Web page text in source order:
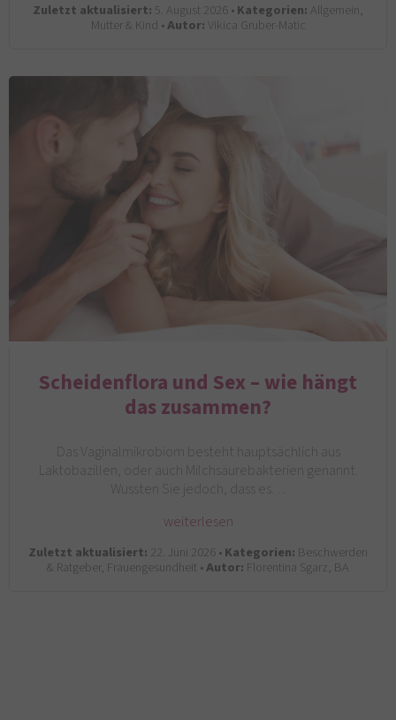
Zuletzt aktualisiert: 5. August 2026 •Kategorien: Allgemein,
Mutter & Kind •Autor:Vikica Gruber-Matic
Scheidenflora und Sex – wie hängt
das zusammen?
Das Vaginalmikrobiom besteht hauptsächlich aus
Laktobazillen, oder auch Milchsäurebakterien genannt.
Wussten Sie jedoch, dass es…
weiterlesen
Zuletzt aktualisiert: 22. Juni 2026 •Kategorien: Beschwerden
& Ratgeber, Frauengesundheit •Autor: Florentina Sgarz, BA